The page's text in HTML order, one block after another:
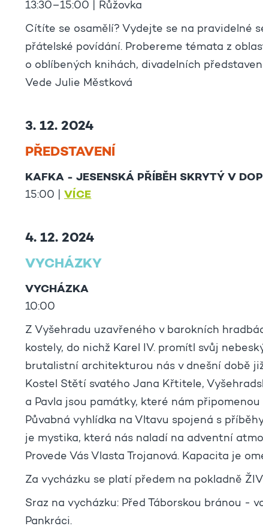
13:30–15:00 | Růžovka
Cítíte se osamělí? Vydejte se na pravidelné
přátelské povídání. Probereme témata z
o oblíbených knihách, divadelních
Vede Julie Městková
3. 12. 2024
PŘEDSTAVENÍ
KAFKA - JESENSKÁ PŘÍBĚH SKRYTÝ V
15:00 | VÍCE
4. 12. 2024
VYCHÁZKY
VYCHÁZKA
10:00
Z Vyšehradu uzavřeného v barokních
kostely, do nichž Karel IV. promítl svůj
brutalistní architekturou nás v dnešní době
Kostel Stětí svatého Jana Křtitele,
a Pavla jsou památky, které nám
Půvabná vyhlídka na Vltavu spojená s
je mystika, která nás naladí na adventní
Provede Vás Vlasta Trojanová. Kapacita je
Za vycházku se platí předem na pokladně
Sraz na vycházku: Před Táborskou bránou -
Pankráci.